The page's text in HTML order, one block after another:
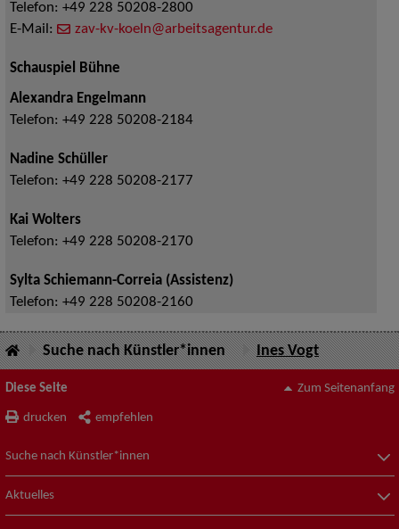
Telefon: +49 228 50208-2800
E-Mail:
zav-kv-koeln@arbeitsagentur.de
Schauspiel Bühne
Alexandra Engelmann
Telefon: +49 228 50208-2184
Nadine Schüller
Telefon: +49 228 50208-2177
Kai Wolters
Telefon: +49 228 50208-2170
Sylta Schiemann-Correia (Assistenz)
Telefon: +49 228 50208-2160
Suche nach Künstler*innen Ines Vogt
Diese Seite
drucken empfehlen
Zum Seitenanfang
Suche nach Künstler*innen
Aktuelles